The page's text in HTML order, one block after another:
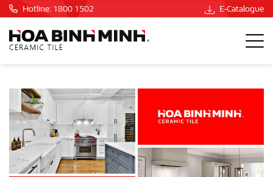
Hotline: 1800 1502 E-Catalogue